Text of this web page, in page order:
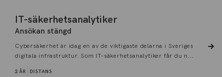
IT-säkerhetsanalytiker
Ansökan stängd
Cybersäkerhet är idag en av de viktigaste delarna i Sveriges
digitala infrastruktur. Som IT-säkerhetsanalytiker får du n...
2 ÅR DISTANS